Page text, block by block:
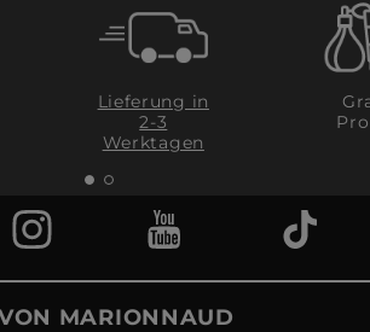
Lieferung in
2-3
Werktagen
MARIONNAUD